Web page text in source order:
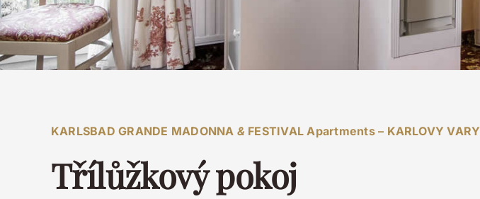
KARLSBAD GRANDE MADONNA & FESTIVAL Apartments – KARLOVY VARY
Třílůžkový pokoj